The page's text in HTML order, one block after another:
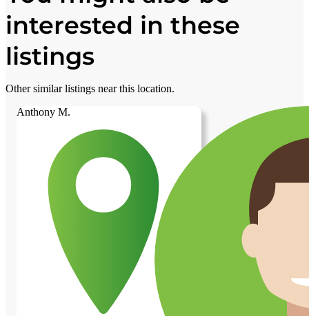
interested in these
listings
Other similar listings near this location.
Anthony M.